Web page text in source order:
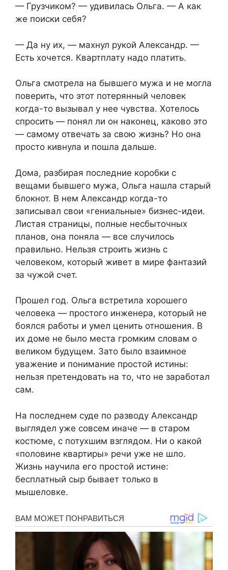
— Грузчиком? — удивилась Ольга. — А как
же поиски себя?
— Да ну их, — махнул рукой Александр. —
Есть хочется. Квартплату надо платить.
Ольга смотрела на бывшего мужа и не могла
поверить, что этот потерянный человек
когда-то вызывал у нее чувства. Хотелось
спросить — понял ли он наконец, каково это
— самому отвечать за свою жизнь? Но она
просто кивнула и пошла дальше.
Дома, разбирая последние коробки с
вещами бывшего мужа, Ольга нашла старый
блокнот. В нем Александр когда-то
записывал свои «гениальные» бизнес-идеи.
Листая страницы, полные несбыточных
планов, она поняла — все случилось
правильно. Нельзя строить жизнь с
человеком, который живет в мире фантазий
за чужой счет.
Прошел год. Ольга встретила хорошего
человека — простого инженера, который не
боялся работы и умел ценить отношения. В
их доме не было места громким словам о
великом будущем. Зато было взаимное
уважение и понимание простой истины:
нельзя претендовать на то, что не заработал
сам.
На последнем суде по разводу Александр
выглядел уже совсем иначе — в старом
костюме, с потухшим взглядом. Ни о какой
«половине квартиры» речи уже не шло.
Жизнь научила его простой истине:
бесплатный сыр бывает только в
мышеловке.